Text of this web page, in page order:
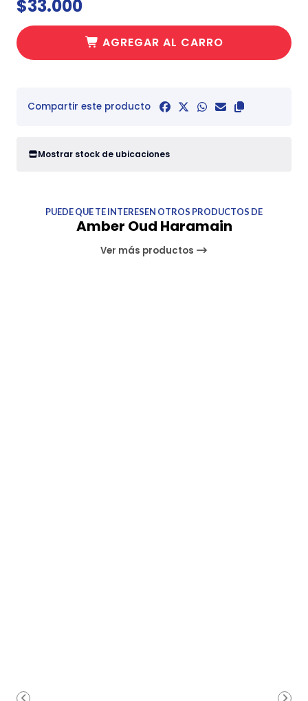
$33.000
AGREGAR AL CARRO
Compartir este producto
Mostrar stock de ubicaciones
PUEDE QUE TE INTERESEN OTROS PRODUCTOS DE
Amber Oud Haramain
Ver más productos